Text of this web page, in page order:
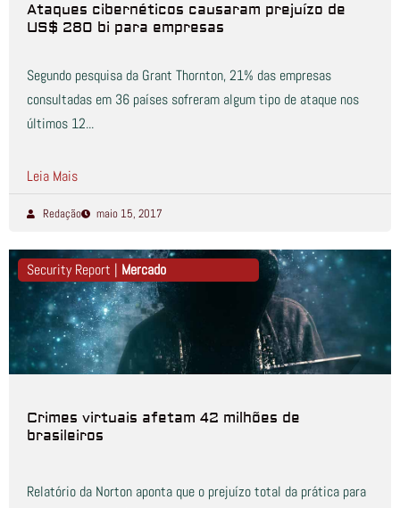
Ataques cibernéticos causaram prejuízo de
US$ 280 bi para empresas
Segundo pesquisa da Grant Thornton, 21% das empresas
consultadas em 36 países sofreram algum tipo de ataque nos
últimos 12...
Leia Mais
Redação maio 15, 2017
Security Report | Mercado
Crimes virtuais afetam 42 milhões de
brasileiros
Relatório da Norton aponta que o prejuízo total da prática para